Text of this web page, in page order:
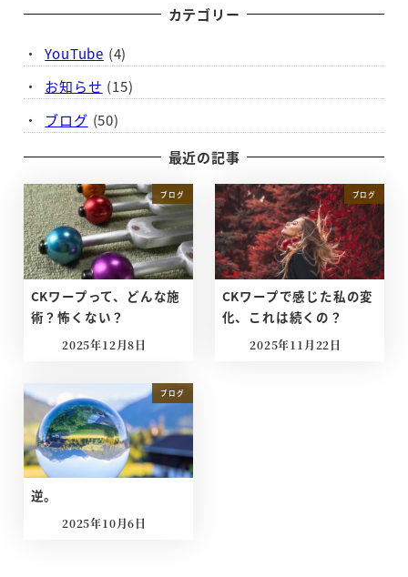
カテゴリー
YouTube (4)
お知らせ (15)
ブログ (50)
最近の記事
ブログ
CKワープって、どんな施
術？怖くない？
投稿日
2025年12月8日
ブログ
CKワープで感じた私の変
化、これは続くの？
投稿日
2025年11月22日
ブログ
逆。
投稿日
2025年10月6日